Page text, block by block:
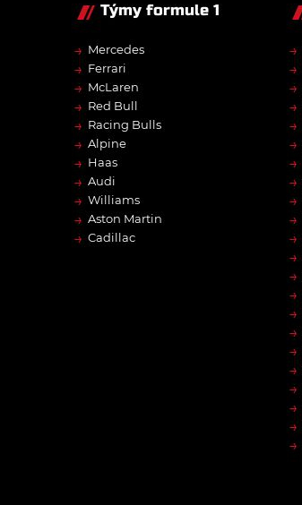
Týmy formule 1
→ Mercedes
→ Ferrari
→ McLaren
→ Red Bull
→ Racing Bulls
→ Alpine
→ Haas
→ Audi
→ Williams
→ Aston Martin
→ Cadillac
→
→
→
→
→
→
→
→
→
→
→
→
→
→
→
→
→
→
→
→
→
→